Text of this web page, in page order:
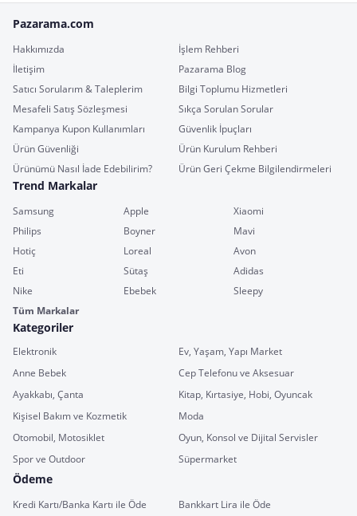
Pazarama.com
Hakkımızda
İşlem Rehberi
İletişim
Pazarama Blog
Satıcı Sorularım & Taleplerim
Bilgi Toplumu Hizmetleri
Mesafeli Satış Sözleşmesi
Sıkça Sorulan Sorular
Kampanya Kupon Kullanımları
Güvenlik İpuçları
Ürün Güvenliği
Ürün Kurulum Rehberi
Ürünümü Nasıl İade Edebilirim?
Ürün Geri Çekme Bilgilendirmeleri
Trend Markalar
Samsung Apple
Xiaomi
Philips
Boyner
Mavi
Hotiç
Loreal
Avon
Eti
Sütaş
Adidas
Nike
Ebebek
Sleepy
Tüm Markalar
Kategoriler
Elektronik
Ev, Yaşam, Yapı Market
Anne Bebek
Cep Telefonu ve Aksesuar
Ayakkabı, Çanta
Kitap, Kırtasiye, Hobi, Oyuncak
Kişisel Bakım ve Kozmetik
Moda
Otomobil, Motosiklet
Oyun, Konsol ve Dijital Servisler
Spor ve Outdoor
Süpermarket
Ödeme
Kredi Kartı/Banka Kartı ile Öde
Bankkart Lira ile Öde